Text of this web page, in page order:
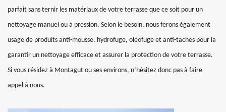
parfait sans ternir les matériaux de votre terrasse que ce soit pour un
nettoyage manuel ou à pression. Selon le besoin, nous ferons également
usage de produits anti-mousse, hydrofuge, oléofuge et anti-taches pour la
garantir un nettoyage efficace et assurer la protection de votre terrasse.
Si vous résidez à Montagut ou ses environs, n’hésitez donc pas à faire
appel à nous.